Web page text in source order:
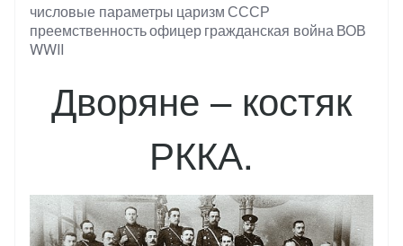
Тэги
числовые параметры царизмСССР
преемственностьофицергражданская войнаВОВ
WWII
Дворяне – костяк
РККА.